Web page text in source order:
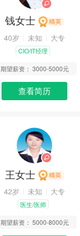
钱女士
40岁 未知 大专
CIO/IT经理
期望薪资： 3000-5000元
查看简历
王女士
42岁 未知 大专
医生/医师
期望薪资： 5000-8000元